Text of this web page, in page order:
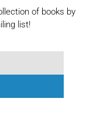
of books by
list!